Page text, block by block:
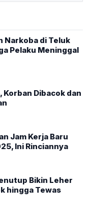
Narkoba di Teluk
Pelaku Meninggal
Korban Dibacok dan
Jam Kerja Baru
Ini Rinciannya
Bikin Leher
hingga Tewas